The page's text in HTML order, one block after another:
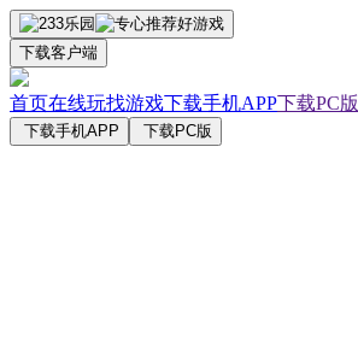
下载客户端
首页在线玩找游戏下载手机APP下载PC版
下载手机APP 下载PC版